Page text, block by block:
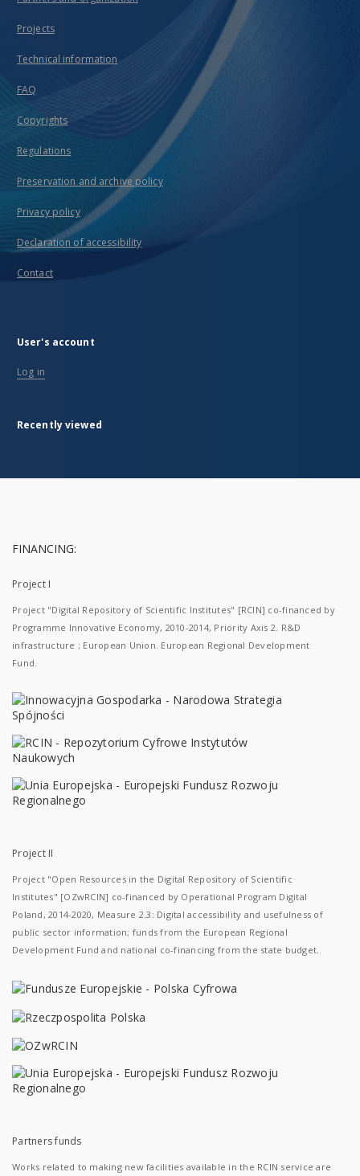
Projects
Technical information
FAQ
Copyrights
Regulations
Preservation and archive policy
Privacy policy
Declaration of accessibility
Contact
User's account
Log in
Recently viewed
FINANCING:
Project I
Project "Digital Repository of Scientific Institutes" [RCIN] co-financed by
Programme Innovative Economy, 2010-2014, Priority Axis 2. R&D
infrastructure ; European Union. European Regional Development
Fund.
Project II
Project "Open Resources in the Digital Repository of Scientific
Institutes" [OZwRCIN] co-financed by Operational Program Digital
Poland, 2014-2020, Measure 2.3: Digital accessibility and usefulness of
public sector information; funds from the European Regional
Development Fund and national co-financing from the state budget.
Partners funds
Works related to making new facilities available in the RCIN service are